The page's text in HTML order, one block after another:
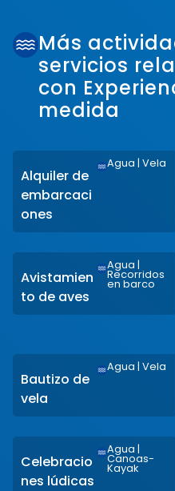
Más
servicios
con
medida
Alquiler de
embarcaci
ones
Agua |Vela
Avistamien
to de aves
Agua |
Recorridos
en barco
Bautizo de
vela
Agua |Vela
Celebracio
nes lúdicas
Agua |
Canoas-
Kayak